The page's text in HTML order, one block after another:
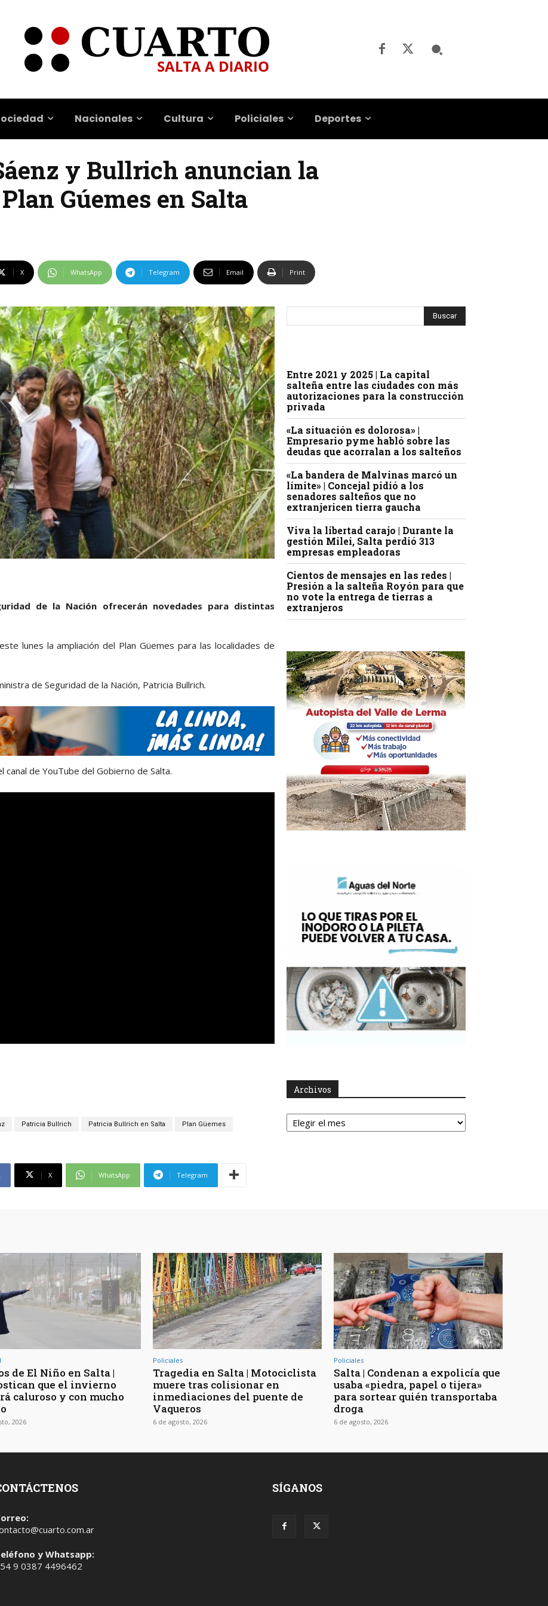
Nacionales Cultura Policiales Deportes
y Bullrich anuncian la
Gúemes en Salta
X WhatsApp Telegram Email Print
de la Nación ofrecerán novedades para distintas
lunes la ampliación del Plan Güemes para las localidades de
de Seguridad de la Nación, Patricia Bullrich.
de YouTube del Gobierno de Salta.
Patricia Bullrich Patricia Bullrich en Salta Plan Güemes
X WhatsApp Telegram
Entre 2021 y 2025 | La capital
salteña entre las ciudades con más
autorizaciones para la construcción
privada
«La situación es dolorosa» |
Empresario pyme habló sobre las
deudas que acorralan a los salteños
«La bandera de Malvinas marcó un
límite» | Concejal pidió a los
senadores salteños que no
extranjericen tierra gaucha
Viva la libertad carajo | Durante la
gestión Milei, Salta perdió 313
empresas empleadoras
Cientos de mensajes en las redes |
Presión a la salteña Royón para que
no vote la entrega de tierras a
extranjeros
Archivos
Archivos
de El Niño en Salta |
que el invierno
caluroso y con mucho
2026
Policiales
Tragedia en Salta | Motociclista
muere tras colisionar en
inmediaciones del puente de
Vaqueros
6 de agosto, 2026
Policiales
Salta | Condenan a expolicía que
usaba «piedra, papel o tijera»
para sortear quién transportaba
droga
6 de agosto, 2026
y Whatsapp:
9 0387 4496462
SÍGANOS